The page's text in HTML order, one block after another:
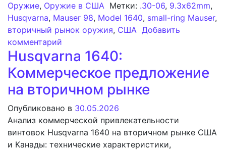
Оружие, Оружие в США Метки: .30-06, 9.3x62mm,
Husqvarna, Mauser 98, Model 1640, small-ring Mauser,
вторичный рынок оружия, США Добавить
комментарий
Husqvarna 1640:
Коммерческое предложение
на вторичном рынке
Опубликовано в 30.05.2026
Анализ коммерческой привлекательности
винтовок Husqvarna 1640 на вторичном рынке США
и Канады: технические характеристики,